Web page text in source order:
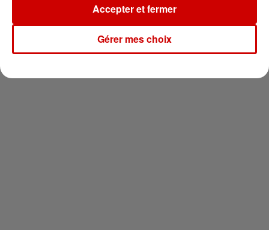
Newsletter
Gérer mes choix
Accepter et fermer